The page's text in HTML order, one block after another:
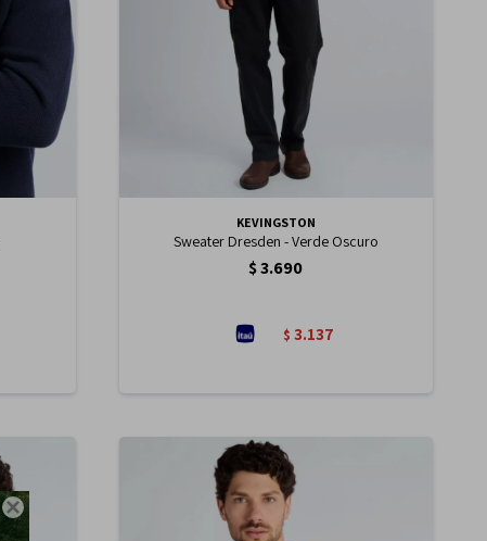

KEVINGSTON
Sweater Dresden - Verde Oscuro
$3.690
$ 3.137